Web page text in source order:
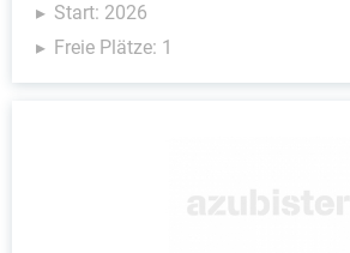
Start: 2026
Freie Plätze: 1